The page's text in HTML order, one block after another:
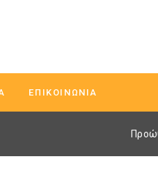
ΕΠΙΚΟΙΝΩΝΊΑ